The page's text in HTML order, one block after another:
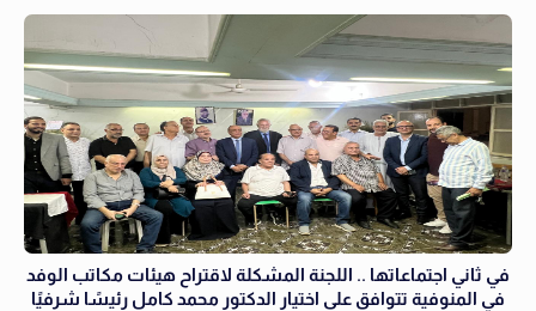
في ثاني اجتماعاتها .. اللجنة المشكلة لاقتراح هيئات مكاتب الوفد
في المنوفية تتوافق على اختيار الدكتور محمد كامل رئيسًا شرفيًا